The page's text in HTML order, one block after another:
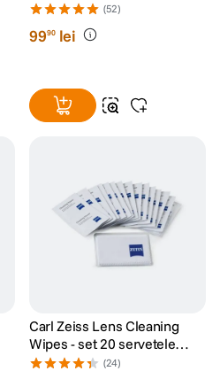
(52)
9990 lei
Carl Zeiss Lens Cleaning
Wipes - set 20 servetele
umede
(24)